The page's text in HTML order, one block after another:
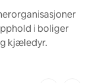
i boliger
kjæledyr.